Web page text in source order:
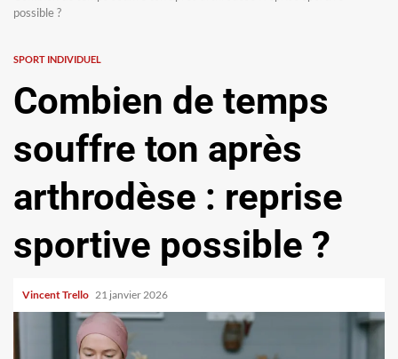
possible ?
SPORT INDIVIDUEL
Combien de temps
souffre ton après
arthrodèse : reprise
sportive possible ?
Vincent Trello 21 janvier 2026